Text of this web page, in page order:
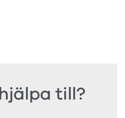
till?